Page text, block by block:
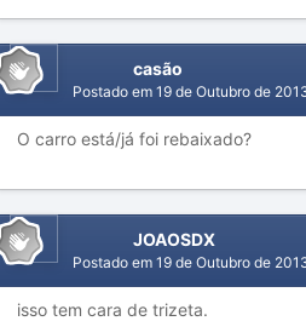
casão
Postado em 19 de Outubro de
O carro está/já foi rebaixado?
JOAOSDX
Postado em 19 de Outubro de
isso tem cara de trizeta.